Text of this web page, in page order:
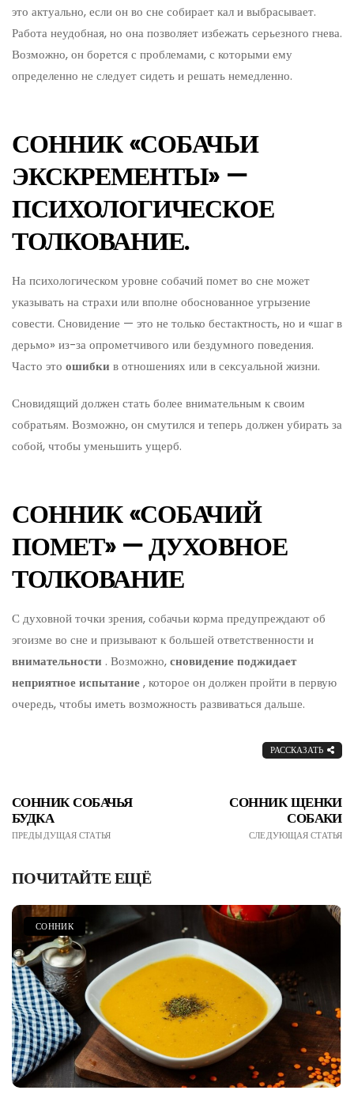
это актуально, если он во сне собирает кал и выбрасывает.
Работа неудобная, но она позволяет избежать серьезного гнева.
Возможно, он борется с проблемами, с которыми ему
определенно не следует сидеть и решать немедленно.
СОННИК «СОБАЧЬИ
ЭКСКРЕМЕНТЫ» —
ПСИХОЛОГИЧЕСКОЕ
ТОЛКОВАНИЕ.
На психологическом уровне собачий помет во сне может
указывать на страхи или вполне обоснованное угрызение
совести. Сновидение — это не только бестактность, но и «шаг в
дерьмо» из-за опрометчивого или бездумного поведения.
Часто это ошибки в отношениях или в сексуальной жизни.
Сновидящий должен стать более внимательным к своим
собратьям. Возможно, он смутился и теперь должен убирать за
собой, чтобы уменьшить ущерб.
СОННИК «СОБАЧИЙ
ПОМЕТ» — ДУХОВНОЕ
ТОЛКОВАНИЕ
С духовной точки зрения, собачьи корма предупреждают об
эгоизме во сне и призывают к большей ответственности и
внимательности . Возможно,сновидение поджидает
неприятное испытание, которое он должен пройти в первую
очередь, чтобы иметь возможность развиваться дальше.
РАССКАЗАТЬ
СОННИК СОБАЧЬЯ
БУДКА
ПРЕДЫДУЩАЯ СТАТЬЯ
СОННИК ЩЕНКИ
СОБАКИ
СЛЕДУЮЩАЯ СТАТЬЯ
ПОЧИТАЙТЕ ЕЩЁ
СОННИК